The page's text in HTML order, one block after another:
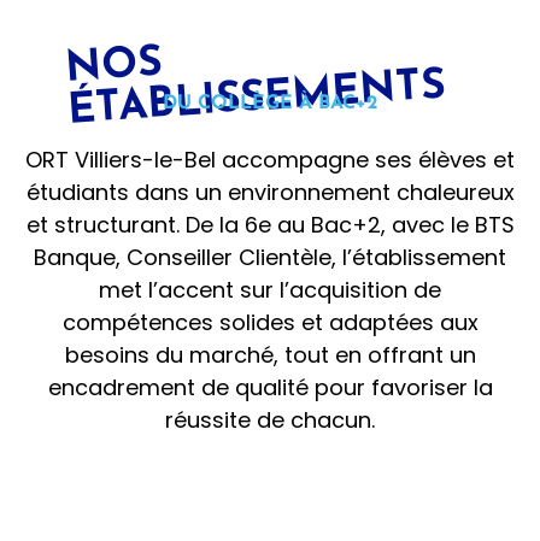
N
OS
ÉTABLISSE
ME
NTS
DU COLLÈGE À BAC+2
ORT Villiers-le-Bel accompagne ses élèves et
étudiants dans un environnement chaleureux
et structurant. De la 6e au Bac+2, avec le BTS
Banque, Conseiller Clientèle, l’établissement
met l’accent sur l’acquisition de
compétences solides et adaptées aux
besoins du marché, tout en offrant un
encadrement de qualité pour favoriser la
réussite de chacun.